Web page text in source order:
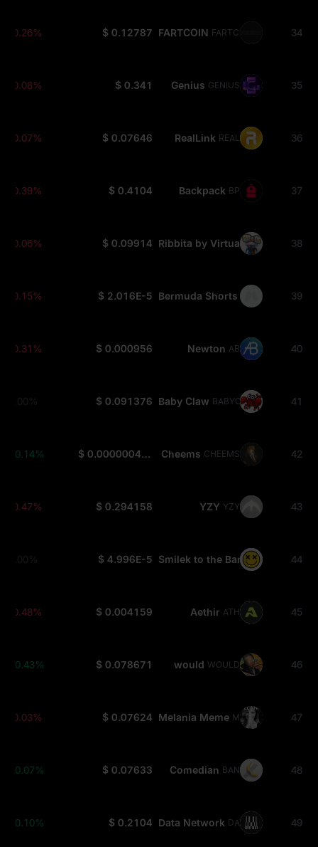
34
FARTCOIN FARTCOIN
$ 0.12787
-0.26%
35
Genius GENIUS
$ 0.341
-0.08%
36
RealLink REAL
$ 0.07646
-0.07%
37
Backpack BP
$ 0.4104
-0.39%
38
Ribbita by Virtuals TIBBIR
$ 0.09914
-0.06%
39
Bermuda Shorts SHORT
$ 2.016E-5
-0.15%
40
Newton AB
$ 0.000956
-0.31%
41
Baby Claw BABYCLAW
$ 0.091376
0.00%
42
Cheems CHEEMS
$ 0.0000004857
+0.14%
43
YZY YZY
$ 0.294158
-0.47%
44
Smilek to the Bank SMILEK
$ 4.996E-5
0.00%
45
Aethir ATH
$ 0.004159
-0.48%
46
would WOULD
$ 0.078671
+0.43%
47
Melania Meme MELANIA
$ 0.07624
-0.03%
48
Comedian BAN
$ 0.07633
+0.07%
49
Data Network DATA
$ 0.2104
+0.10%